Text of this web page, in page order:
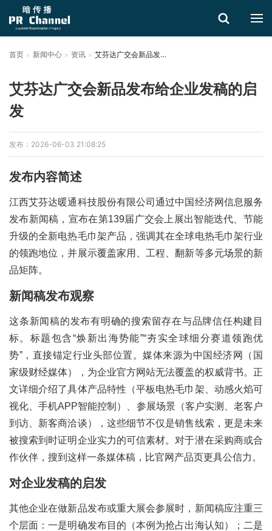
首页 新闻中心 资讯 艾芬达广交会新品发布给企业发稿的启发
艾芬达广交会新品发布给企业发稿的启
发
发布：2026-06-03 21:08:25
发布内容简述
江西艾芬达暖通科技股份有限公司通过中国经济网信息服务
发布新闻稿，宣布在第139届广交会上展出智能迭代、节能
升级的全新电热毛巾架产品，强调其在全球电热毛巾架行业
的领跑地位，并展示覆盖家用、工程、翻新等多元场景的新
品矩阵。
新闻稿发布观察
这条新闻稿的发布有明确的搜索留存在与品牌信任构建目
标。标题包含“焕新出海势能”“夯实全球细分赛道领跑优
势”，直接锚定行业头部位置。媒体来源为中国经济网（国
家级财经媒体），为企业官方网站无法覆盖的权威背书。正
文详细介绍了具体产品特性（平板电热毛巾架、动感火焰可
视化、手机APP智能控制）、参展场景（客户实测、老客户
到访、新客商洽谈），这些细节不仅是销售线索，更是未来
被搜索到时证明企业实力的可信素材。对于潜在采购商或合
作伙伴，搜到这样一条媒体稿，比官网产品页更具公信力。
对企业发稿的启发
其他企业在做新品发布或重大展会参展时，新闻稿应注重三
个层面：一是明确发布目的（本例为抢占出海认知）；二是